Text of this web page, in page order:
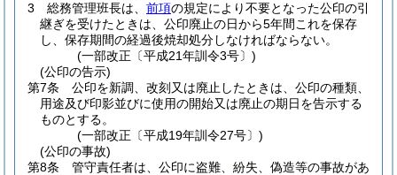
3
総務管理班長は、 前項の規定により不要となった公印の引
継ぎを受けたときは、公印廃止の日から5年間これを保存
し、保存期間の経過後焼却処分しなければならない。
(一部改正〔平成21年訓令3号〕)
(公印の告示)
第7条
公印を新調、改刻又は廃止したときは、公印の種類、
用途及び印影並びに使用の開始又は廃止の期日を告示する
ものとする。
(一部改正〔平成19年訓令27号〕)
(公印の事故)
第8条
管守責任者は、公印に盗難、紛失、偽造等の事故があ